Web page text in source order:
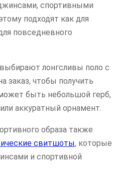
спортивными
подходят как для
повседневного
лонгсливы поло с
заказ, чтобы получить
быть небольшой герб,
аккуратный орнамент.
образа также
свитшоты, которые
и спортивной